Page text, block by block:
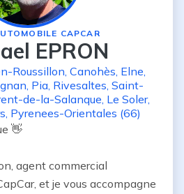
CAPCAR
EPRON
Roussillon, Canohès, Elne,
, Pia, Rivesaltes, Saint-
de-la-Salanque, Le Soler,
, Pyrenees-Orientales (66)
👋
agent commercial
et je vous accompagne